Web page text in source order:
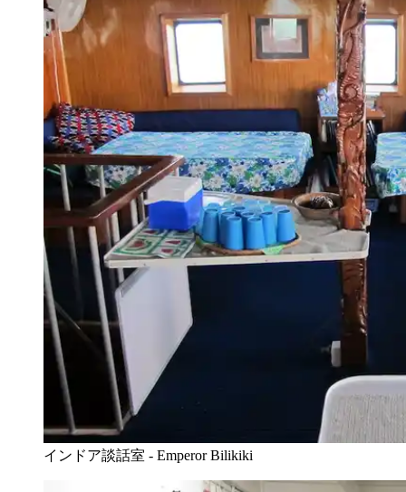
インドア談話室 - Emperor Bilikiki